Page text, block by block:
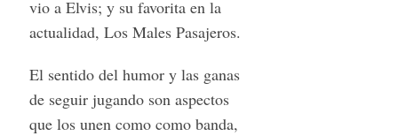
vio a Elvis; y su favorita en la
actualidad, Los Males Pasajeros.
El sentido del humor y las ganas
de seguir jugando son aspectos
que los unen como como banda,